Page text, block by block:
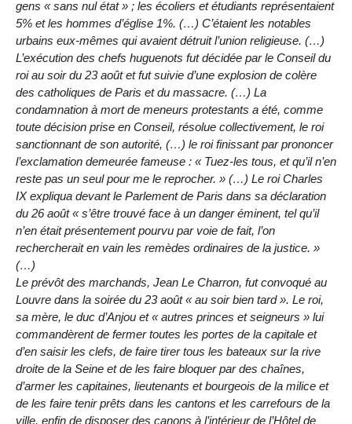
gens « sans nul état » ; les écoliers et étudiants représentaient
5% et les hommes d’église 1%. (…) C’étaient les notables
urbains eux-mêmes qui avaient détruit l’union religieuse. (…)
L’exécution des chefs huguenots fut décidée par le Conseil du
roi au soir du 23 août et fut suivie d’une explosion de colère
des catholiques de Paris et du massacre. (…) La
condamnation à mort de meneurs protestants a été, comme
toute décision prise en Conseil, résolue collectivement, le roi
sanctionnant de son autorité, (…) le roi finissant par prononcer
l’exclamation demeurée fameuse : « Tuez-les tous, et qu’il n’en
reste pas un seul pour me le reprocher. » (…) Le roi Charles
IX expliqua devant le Parlement de Paris dans sa déclaration
du 26 août « s’être trouvé face à un danger éminent, tel qu’il
n’en était présentement pourvu par voie de fait, l’on
rechercherait en vain les remèdes ordinaires de la justice. »
(…)
Le prévôt des marchands, Jean Le Charron, fut convoqué au
Louvre dans la soirée du 23 août « au soir bien tard ». Le roi,
sa mère, le duc d’Anjou et « autres princes et seigneurs » lui
commandèrent de fermer toutes les portes de la capitale et
d’en saisir les clefs, de faire tirer tous les bateaux sur la rive
droite de la Seine et de les faire bloquer par des chaînes,
d’armer les capitaines, lieutenants et bourgeois de la milice et
de les faire tenir prêts dans les cantons et les carrefours de la
ville, enfin de disposer des canons à l’intérieur de l’Hôtel de